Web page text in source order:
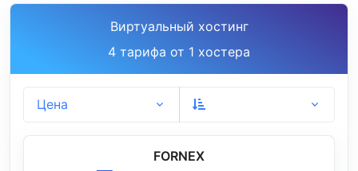
Виртуальный хостинг
4 тарифа от 1 хостера
Цена
FORNEX